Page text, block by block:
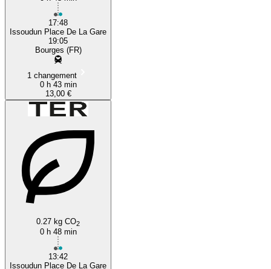
17:48
Issoudun Place De La Gare
19:05
Bourges (FR)
1 changement
0 h 43 min
13,00 €
0.27 kg CO2
0 h 48 min
13:42
Issoudun Place De La Gare